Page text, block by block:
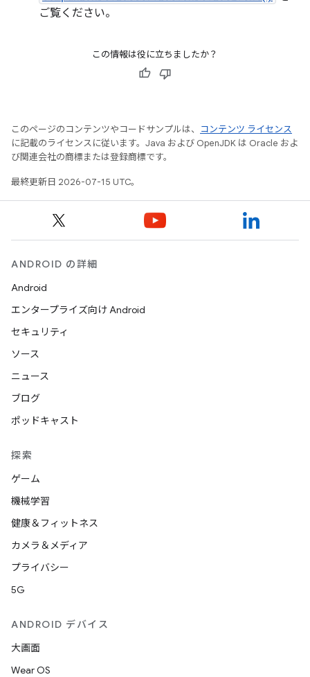
ご覧ください。
この情報は役に立ちましたか？
このページのコンテンツやコードサンプルは、
コンテンツ ライセンス
に記載のライセンスに従います。Java および OpenJDK は Oracle およ
び関連会社の商標または登録商標です。
最終更新日 2026-07-15 UTC。
ANDROID の詳細
Android
エンタープライズ向け Android
セキュリティ
ソース
ニュース
ブログ
ポッドキャスト
探索
ゲーム
機械学習
健康＆フィットネス
カメラ＆メディア
プライバシー
5G
ANDROID デバイス
大画面
Wear OS